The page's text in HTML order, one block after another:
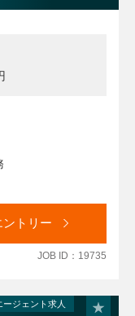
ントリー
JOB ID：19735
ージェント求人